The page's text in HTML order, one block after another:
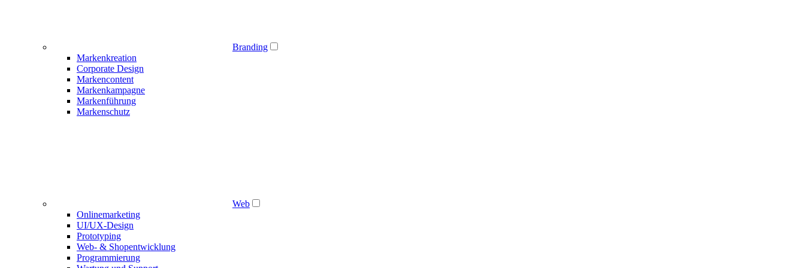
Branding
Markenkreation
Corporate Design
Markencontent
Markenkampagne
Markenführung
Markenschutz
Web
Onlinemarketing
UI/UX-Design
Prototyping
Web- & Shopentwicklung
Programmierung